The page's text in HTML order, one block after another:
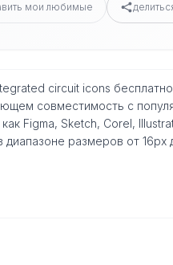
мои любимые
circuit icons
совместимость с
Figma, Sketch, Corel,
диапазоне размеров от 16px